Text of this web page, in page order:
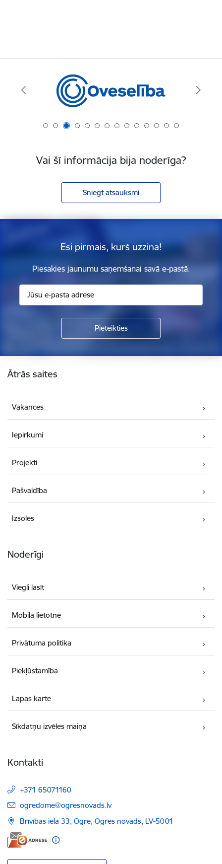
Vai šī informācija bija noderīga?
Sniegt atsauksmi
Esi pirmais, kurš uzzina!
Piesakies jaunumu saņemšanai savā e-pastā.
Ātrās saites
Vakances
Iepirkumi
Projekti
Pašvaldība
Izsoles
Noderīgi
Viegli lasīt
Mobilā lietotne
Privātuma politika
Piekļūstamība
Lapas karte
Sīkdatņu izvēles maiņa
Kontakti
+371 65071160
E-pasts:
ogredome@ogresnovads.lv
Brīvības iela 33, Ogre, Ogres novads, LV-5001